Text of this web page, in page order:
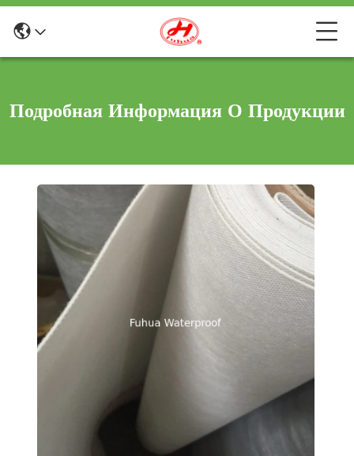
Подробная Информация О Продукции